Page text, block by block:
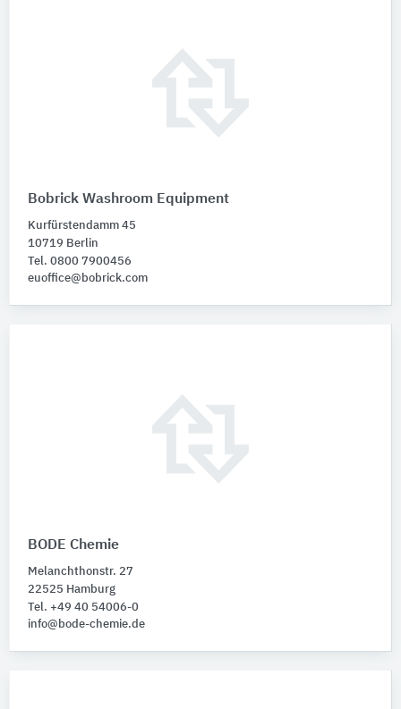
Bobrick Washroom Equipment
Kurfürstendamm 45
10719 Berlin
Tel. 0800 7900456
euoffice@bobrick.com
BODE Chemie
Melanchthonstr. 27
22525 Hamburg
Tel. +49 40 54006-0
info@bode-chemie.de